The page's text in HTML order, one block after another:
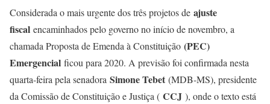
Considerada o mais urgente dos três projetos de ajuste
fiscal encaminhados pelo governo no início de novembro, a
chamada Proposta de Emenda à Constituição (PEC)
Emergencial ficou para 2020. A previsão foi confirmada nesta
quarta-feira pela senadora Simone Tebet (MDB-MS), presidente
da Comissão de Constituição e Justiça ( CCJ ), onde o texto está